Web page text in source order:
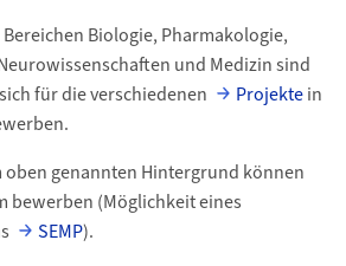
Biologie, Pharmakologie,
und Medizin sind
für die verschiedenen
Projektein
genannten Hintergrund können
bewerben (Möglichkeit eines
SEMP).